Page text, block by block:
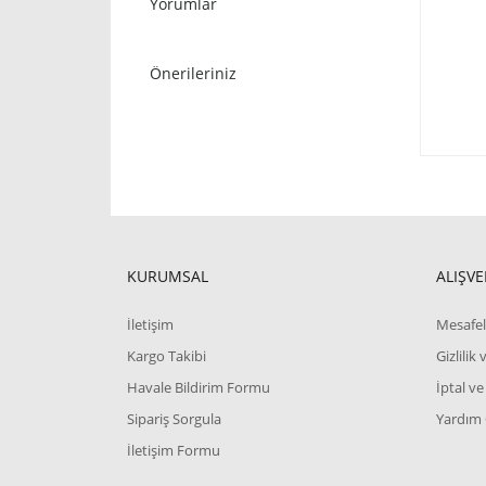
Önerileriniz
KURUMSAL
İletişim
Kargo Takibi
Havale Bildirim Formu
Sipariş Sorgula
İletişim Formu
Gizlilik
İptal ve